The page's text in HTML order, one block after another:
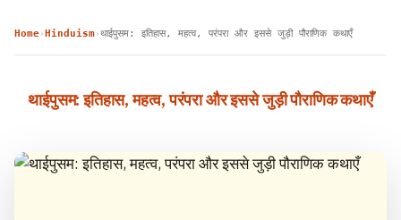
Home› Hinduism›थाईपुसम: इतिहास, महत्व, परंपरा और इससे जुड़ी पौराणिक कथाएँ
थाईपुसम: इतिहास, महत्व, परंपरा और इससे जुड़ी पौराणिक कथाएँ